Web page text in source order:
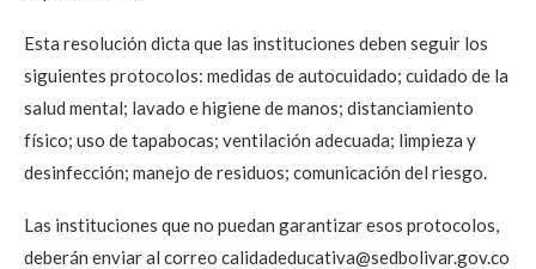
Esta resolución dicta que las instituciones deben seguir los
siguientes protocolos: medidas de autocuidado; cuidado de la
salud mental; lavado e higiene de manos; distanciamiento
físico; uso de tapabocas; ventilación adecuada; limpieza y
desinfección; manejo de residuos; comunicación del riesgo.
Las instituciones que no puedan garantizar esos protocolos,
deberán enviar al correo calidadeducativa@sedbolivar.gov.co